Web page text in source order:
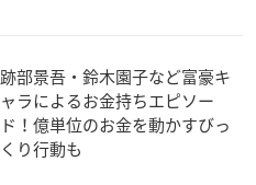
跡部景吾・鈴木園子など富豪キ
ャラによるお金持ちエピソー
ド！億単位のお金を動かすびっ
くり行動も